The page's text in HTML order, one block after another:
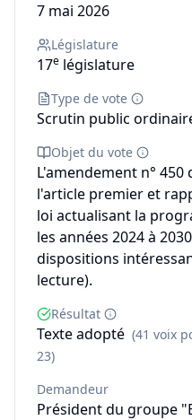
7 mai 2026
Législature
17e législature
Type de vote
Scrutin public
Objet du vote
L'amendement n° 450
l'article premier et
loi actualisant la
les années 2024 à
dispositions
lecture).
Résultat
Texte adopté (41 voix
23)
Demandeur
Président du groupe